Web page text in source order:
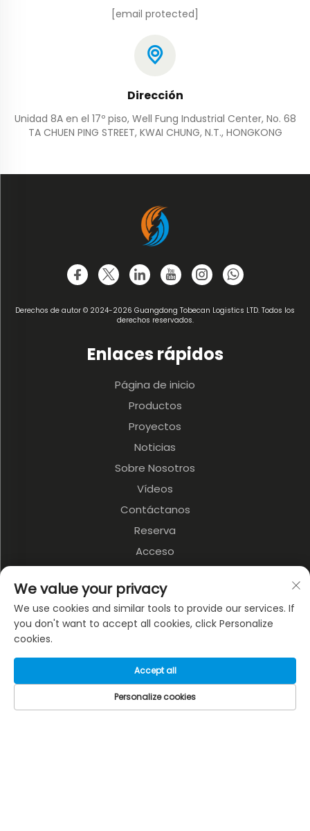
[email protected]
Dirección
Unidad 8A en el 17º piso, Well Fung Industrial Center, No. 68
TA CHUEN PING STREET, KWAI CHUNG, N.T., HONGKONG
Derechos de autor © 2024-2026 Guangdong Tobecan Logistics LTD. Todos los
derechos reservados.
Enlaces rápidos
Página de inicio
Productos
Proyectos
Noticias
Sobre Nosotros
Vídeos
Contáctanos
Reserva
Acceso
Productos
Flete Marítimo
Flete Expreso
3PL y Almacenamiento
Transporte Terrestre
We value your privacy
We use cookies and similar tools to provide our services. If
you don't want to accept all cookies, click Personalize
cookies.
Personalize cookies
Accept all